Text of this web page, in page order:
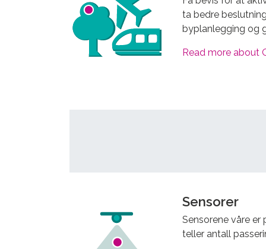
ta bedre
byplanlegging og
Read more about
Sensorer
Sensorene våre er
teller antall